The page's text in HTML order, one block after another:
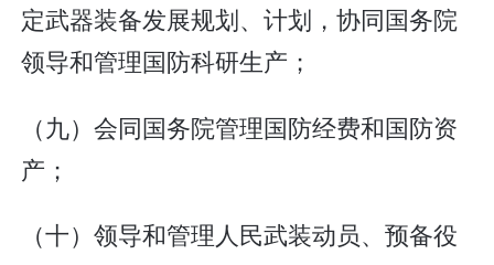
定武器装备发展规划、计划，协同国务院
领导和管理国防科研生产；
（九）会同国务院管理国防经费和国防资
产；
（十）领导和管理人民武装动员、预备役